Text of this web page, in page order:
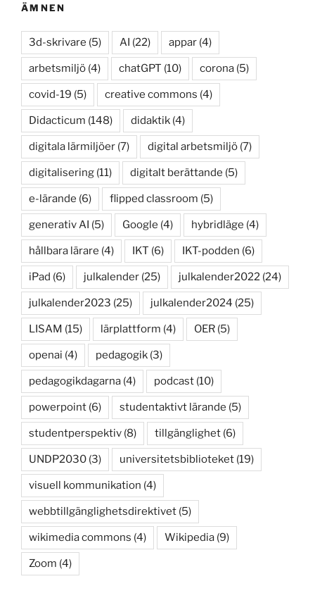
ÄMNEN
3d-skrivare (5) AI (22) appar (4)
arbetsmiljö (4) chatGPT (10) corona (5)
covid-19 (5) creative commons (4)
Didacticum (148) didaktik (4)
digitala lärmiljöer (7) digital arbetsmiljö (7)
digitalisering (11) digitalt berättande (5)
e-lärande (6) flipped classroom (5)
generativ AI (5) Google (4) hybridläge (4)
hållbara lärare (4) IKT (6) IKT-podden (6)
iPad (6) julkalender (25) julkalender2022 (24)
julkalender2023 (25) julkalender2024 (25)
LISAM (15) lärplattform (4) OER (5)
openai (4) pedagogik (3)
pedagogikdagarna (4) podcast (10)
powerpoint (6) studentaktivt lärande (5)
studentperspektiv (8) tillgänglighet (6)
UNDP2030 (3) universitetsbiblioteket (19)
visuell kommunikation (4)
webbtillgänglighetsdirektivet (5)
wikimedia commons (4) Wikipedia (9)
Zoom (4)